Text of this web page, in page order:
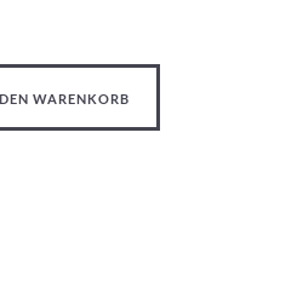
WARENKORB